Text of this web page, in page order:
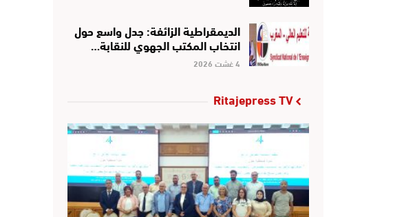
الديمقراطية الزائفة: جدل واسع حول
انتخاب المكتب الجهوي للنقابة…
4 غشت 2026
Ritajepress TV